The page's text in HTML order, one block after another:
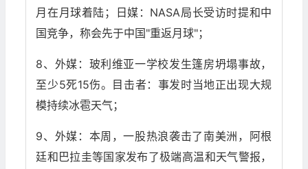
月在月球着陆；日媒：NASA局长受访时提和中
国竞争，称会先于中国"重返月球"；
8、外媒：玻利维亚一学校发生篷房坍塌事故，
至少5死15伤。目击者：事发时当地正出现大规
模持续冰雹天气；
9、外媒：本周，一股热浪袭击了南美洲，阿根
廷和巴拉圭等国家发布了极端高温和天气警报，